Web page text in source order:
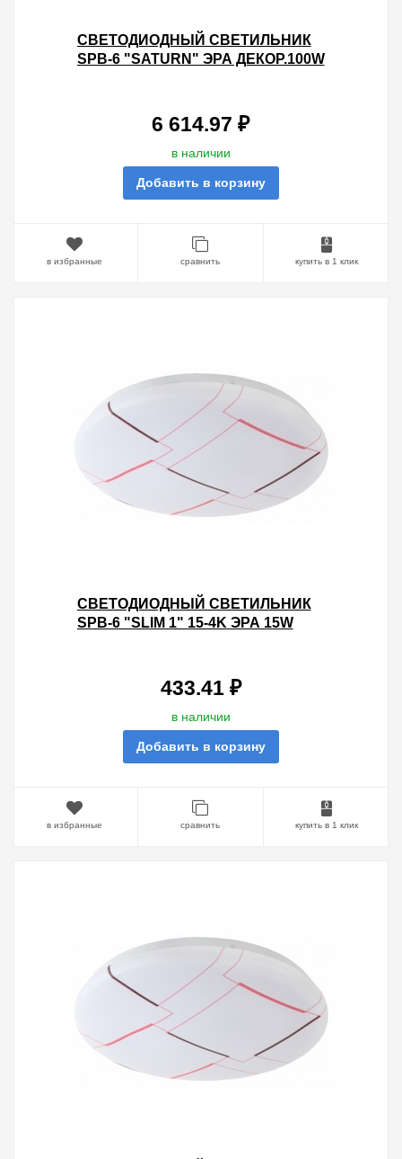
CВЕТОДИОДНЫЙ СВЕТИЛЬНИК
SPB-6 "SATURN" ЭРА ДЕКОР.100W
6 614.97 ₽
в наличии
Добавить в корзину
в избранные сравнить купить в 1 клик
CВЕТОДИОДНЫЙ СВЕТИЛЬНИК
SPB-6 "SLIM 1" 15-4K ЭРА 15W
433.41 ₽
в наличии
Добавить в корзину
в избранные сравнить купить в 1 клик